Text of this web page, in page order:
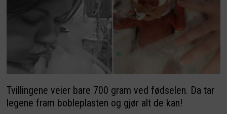
Tvillingene veier bare 700 gram ved fødselen. Da tar
legene fram bobleplasten og gjør alt de kan!